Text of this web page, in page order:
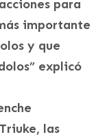
para
importante
y que
explicó
las